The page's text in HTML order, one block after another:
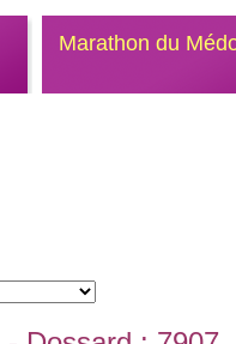
Marathon du